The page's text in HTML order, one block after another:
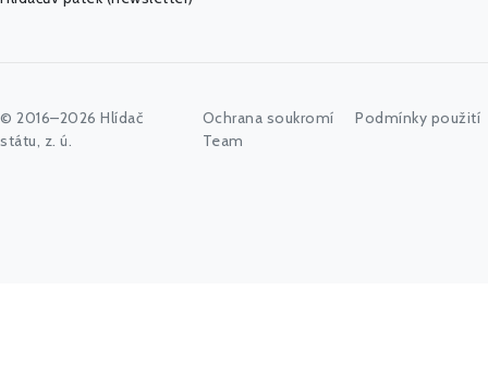
© 2016–2026 Hlídač
státu, z. ú.
Ochrana soukromí
Podmínky použití
Team